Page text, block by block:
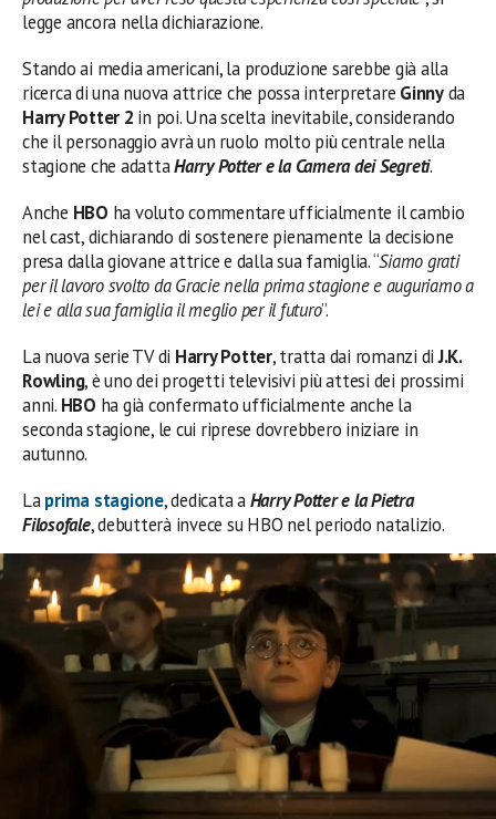
legge ancora nella dichiarazione.
Stando ai media americani, la produzione sarebbe già alla
ricerca di una nuova attrice che possa interpretare Ginnyda
Harry Potter 2 in poi. Una scelta inevitabile, considerando
che il personaggio avrà un ruolo molto più centrale nella
stagione che adattaHarry Potter e la Camera dei Segreti.
Anche HBO ha voluto commentare ufficialmente il cambio
nel cast, dichiarando di sostenere pienamente la decisione
presa dalla giovane attrice e dalla sua famiglia. “Siamo grati
per il lavoro svolto da Gracie nella prima stagione e auguriamo a
lei e alla sua famiglia il meglio per il futuro”.
La nuova serie TV di Harry Potter, tratta dai romanzi diJ.K.
Rowling, è uno dei progetti televisivi più attesi dei prossimi
anni. HBO ha già confermato ufficialmente anche la
seconda stagione, le cui riprese dovrebbero iniziare in
autunno.
Laprima stagione, dedicata aHarry Potter e la Pietra
Filosofale, debutterà invece su HBO nel periodo natalizio.